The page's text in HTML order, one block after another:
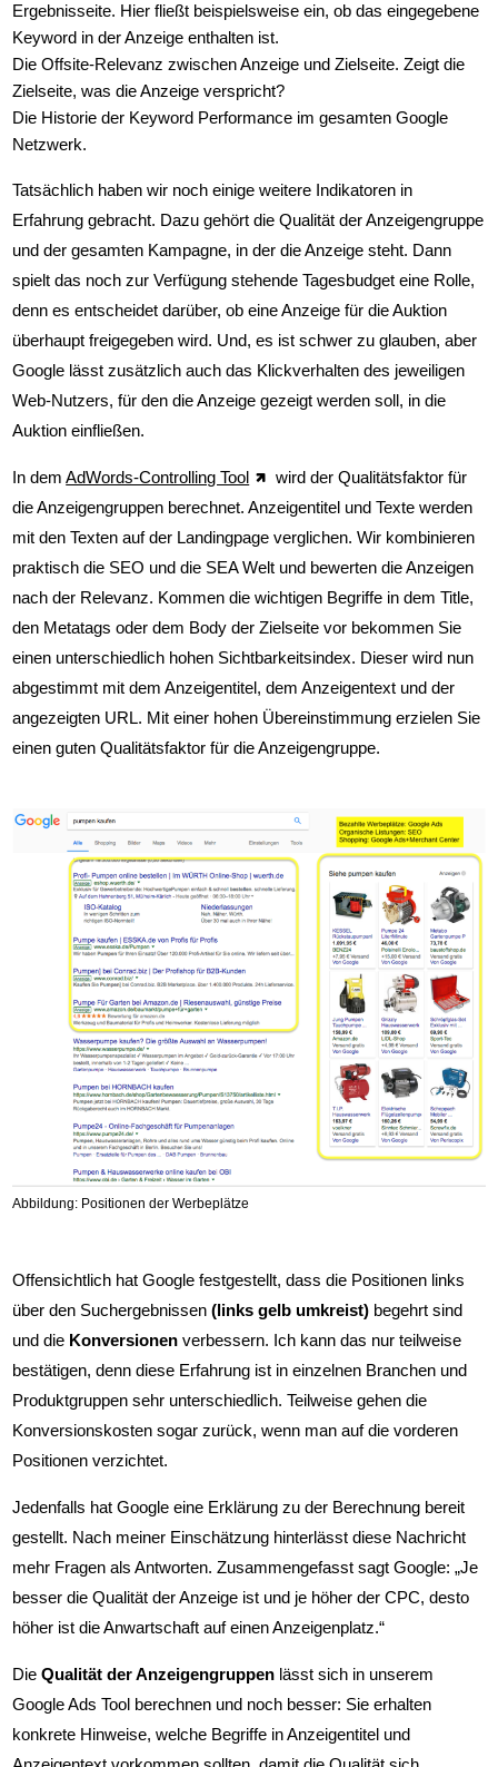
Google Shopping
E-Books
Adwords Controlling Online
Online Marketing Kurs
Ergebnisseite. Hier fließt beispielsweise ein, ob das eingegebene
Keyword in der Anzeige enthalten ist.
Die Offsite-Relevanz zwischen Anzeige und Zielseite. Zeigt die
Zielseite, was die Anzeige verspricht?
Die Historie der Keyword Performance im gesamten Google
Netzwerk.
Tatsächlich haben wir noch einige weitere Indikatoren in
Erfahrung gebracht. Dazu gehört die Qualität der Anzeigengruppe
und der gesamten Kampagne, in der die Anzeige steht. Dann
spielt das noch zur Verfügung stehende Tagesbudget eine Rolle,
denn es entscheidet darüber, ob eine Anzeige für die Auktion
überhaupt freigegeben wird. Und, es ist schwer zu glauben, aber
Google lässt zusätzlich auch das Klickverhalten des jeweiligen
Web-Nutzers, für den die Anzeige gezeigt werden soll, in die
Auktion einfließen.
In demAdWords-Controlling Tool
wird der Qualitätsfaktor für
die Anzeigengruppen berechnet. Anzeigentitel und Texte werden
mit den Texten auf der Landingpage verglichen. Wir kombinieren
praktisch die SEO und die SEA Welt und bewerten die Anzeigen
nach der Relevanz. Kommen die wichtigen Begriffe in dem Title,
den Metatags oder dem Body der Zielseite vor bekommen Sie
einen unterschiedlich hohen Sichtbarkeitsindex. Dieser wird nun
abgestimmt mit dem Anzeigentitel, dem Anzeigentext und der
angezeigten URL. Mit einer hohen Übereinstimmung erzielen Sie
einen guten Qualitätsfaktor für die Anzeigengruppe.
Abbildung: Positionen der Werbeplätze
Offensichtlich hat Google festgestellt, dass die Positionen links
über den Suchergebnissen(links gelb umkreist) begehrt sind
und die Konversionen verbessern. Ich kann das nur teilweise
bestätigen, denn diese Erfahrung ist in einzelnen Branchen und
Produktgruppen sehr unterschiedlich. Teilweise gehen die
Konversionskosten sogar zurück, wenn man auf die vorderen
Positionen verzichtet.
Jedenfalls hat Google eine Erklärung zu der Berechnung bereit
gestellt. Nach meiner Einschätzung hinterlässt diese Nachricht
mehr Fragen als Antworten. Zusammengefasst sagt Google: „Je
besser die Qualität der Anzeige ist und je höher der CPC, desto
höher ist die Anwartschaft auf einen Anzeigenplatz.“
Die Qualität der Anzeigengruppen lässt sich in unserem
Google Ads Tool berechnen und noch besser: Sie erhalten
konkrete Hinweise, welche Begriffe in Anzeigentitel und